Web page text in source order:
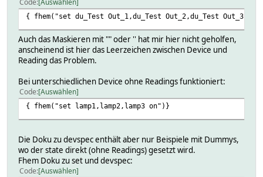
Code Auswählen
{ fhem("set du_Test Out_1,du_Test Out_2,du_Test
Auch das Maskieren mit "" oder '' hat mir hier nicht geholfen,
anscheinend ist hier das Leerzeichen zwischen Device und
Reading das Problem.
Bei unterschiedlichen Device ohne Readings funktioniert:
Code Auswählen
{ fhem("set lamp1,lamp2,lamp3 on")}
Die Doku zu devspec enthält aber nur Beispiele mit Dummys,
wo der state direkt (ohne Readings) gesetzt wird.
Fhem Doku zu set und devspec:
Code Auswählen